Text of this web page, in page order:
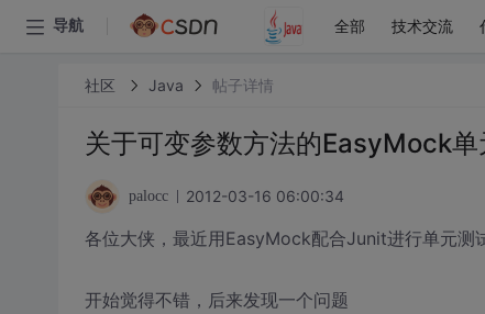
导航 全部 技术交流
社区 Java 帖子详情
关于可变参数方法的EasyMock单
palocc 2012-03-16 06:00:34
各位大侠，最近用EasyMock配合Junit进行单元测
开始觉得不错，后来发现一个问题